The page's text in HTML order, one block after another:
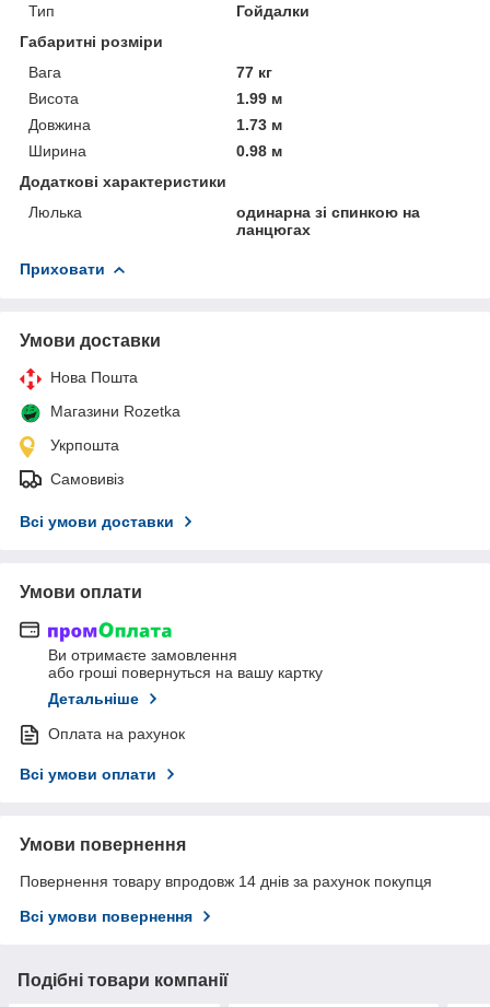
Тип
Гойдалки
Габаритні розміри
Вага
77 кг
Висота
1.99 м
Довжина
1.73 м
Ширина
0.98 м
Додаткові характеристики
Люлька
одинарна зі спинкою на
ланцюгах
Приховати
Умови доставки
Нова Пошта
Магазини Rozetka
Укрпошта
Самовивіз
Всі умови доставки
Умови оплати
Ви отримаєте замовлення
або гроші повернуться на вашу картку
Детальніше
Оплата на рахунок
Всі умови оплати
Умови повернення
Повернення товару впродовж 14 днів за рахунок покупця
Всі умови повернення
Подібні товари компанії